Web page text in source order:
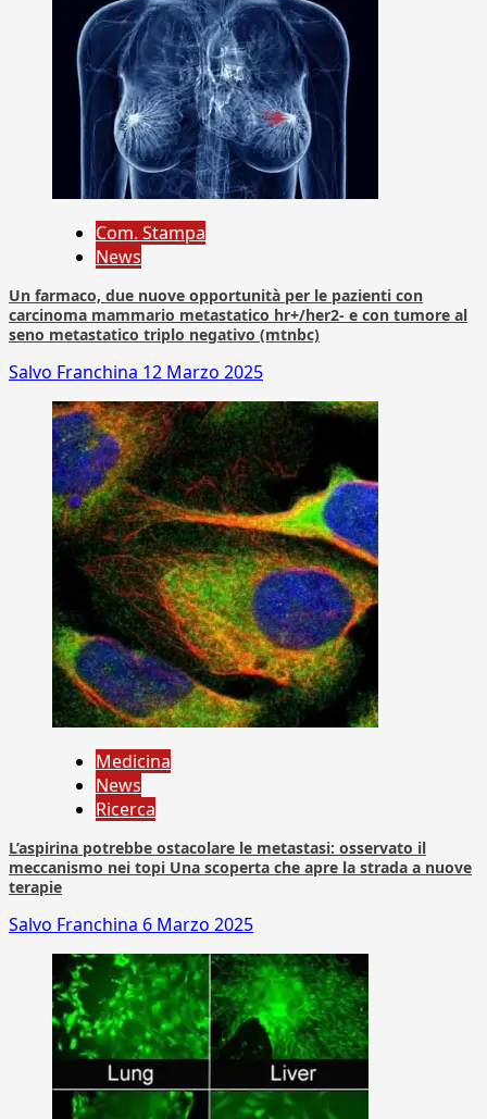
Com. Stampa
News
Un farmaco, due nuove opportunità per le pazienti con
carcinoma mammario metastatico hr+/her2- e con tumore al
seno metastatico triplo negativo (mtnbc)
Salvo Franchina 12 Marzo 2025
Medicina
News
Ricerca
L’aspirina potrebbe ostacolare le metastasi: osservato il
meccanismo nei topi Una scoperta che apre la strada a nuove
terapie
Salvo Franchina 6 Marzo 2025